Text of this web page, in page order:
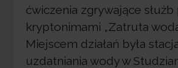
ćwiczenia zgrywające służb
kryptonimami „Zatruta
Miejscem działań była
uzdatniania wody w